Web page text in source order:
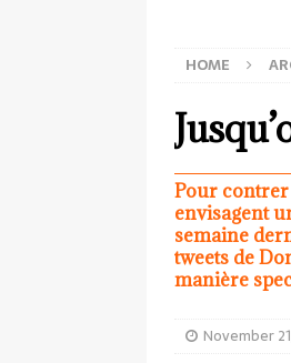
HOME
Pour contrer
envisagent
semaine
tweets de
manière
November